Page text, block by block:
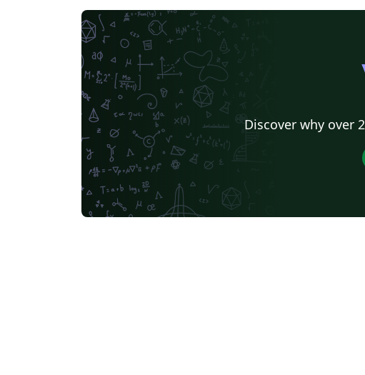
Discover why over